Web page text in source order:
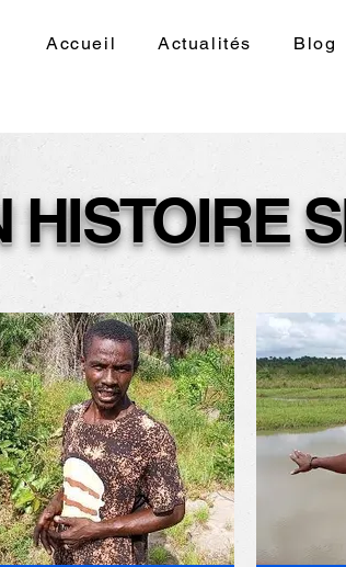
Accueil Actualités Blog
HISTOIRE